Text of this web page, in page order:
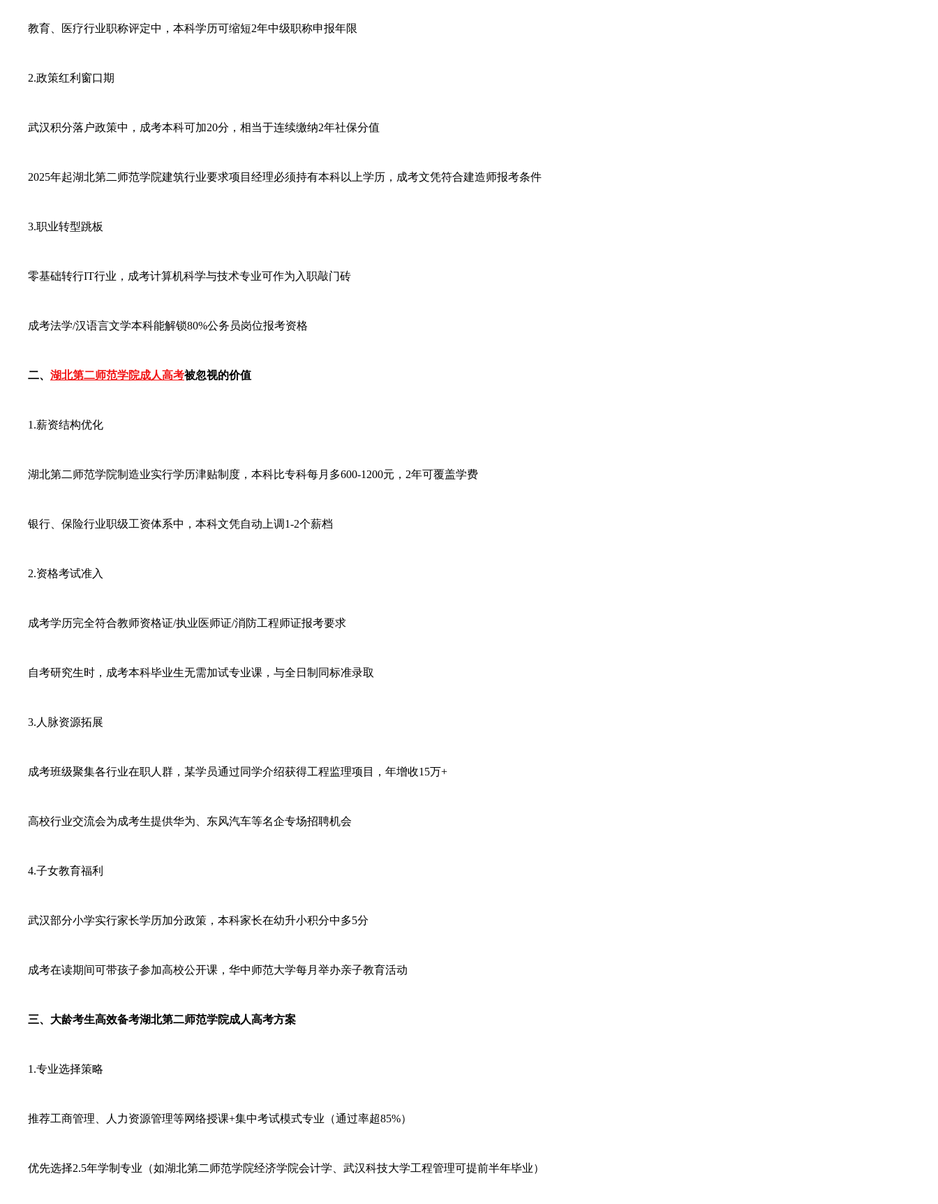
教育、医疗行业职称评定中，本科学历可缩短2年中级职称申报年限
2.政策红利窗口期
武汉积分落户政策中，成考本科可加20分，相当于连续缴纳2年社保分值
2025年起湖北第二师范学院建筑行业要求项目经理必须持有本科以上学历，成考文凭符合建造师报考条件
3.职业转型跳板
零基础转行IT行业，成考计算机科学与技术专业可作为入职敲门砖
成考法学/汉语言文学本科能解锁80%公务员岗位报考资格
二、 湖北第二师范学院成人高考被忽视的价值
1.薪资结构优化
湖北第二师范学院制造业实行学历津贴制度，本科比专科每月多600-1200元，2年可覆盖学费
银行、保险行业职级工资体系中，本科文凭自动上调1-2个薪档
2.资格考试准入
成考学历完全符合教师资格证/执业医师证/消防工程师证报考要求
自考研究生时，成考本科毕业生无需加试专业课，与全日制同标准录取
3.人脉资源拓展
成考班级聚集各行业在职人群，某学员通过同学介绍获得工程监理项目，年增收15万+
高校行业交流会为成考生提供华为、东风汽车等名企专场招聘机会
4.子女教育福利
武汉部分小学实行家长学历加分政策，本科家长在幼升小积分中多5分
成考在读期间可带孩子参加高校公开课，华中师范大学每月举办亲子教育活动
三、大龄考生高效备考湖北第二师范学院成人高考方案
1.专业选择策略
推荐工商管理、人力资源管理等网络授课+集中考试模式专业（通过率超85%）
优先选择2.5年学制专业（如湖北第二师范学院经济学院会计学、武汉科技大学工程管理可提前半年毕业）